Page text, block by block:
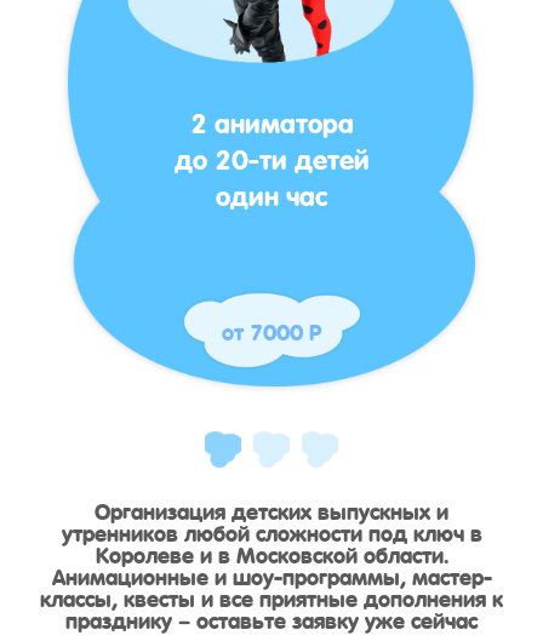
2 аниматора
до 20-ти детей
один час
от 7000 Р
Организация детских выпускных и
утренников любой сложности под ключ в
Королеве и в Московской области.
Анимационные и шоу-программы, мастер-
классы, квесты и все приятные дополнения к
празднику – оставьте заявку уже сейчас